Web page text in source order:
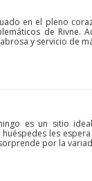
en el pleno
de Rivne.
y servicio de
es un sitio
les
por la